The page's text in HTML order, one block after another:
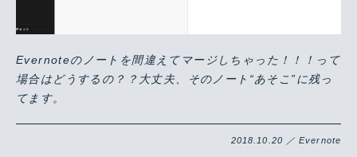
Evernoteのノートを間違えてマージしちゃった！！！って
場合はどうするの？？大丈夫、そのノート“あそこ”に残っ
てます。
2018.10.20 ／ Evernote